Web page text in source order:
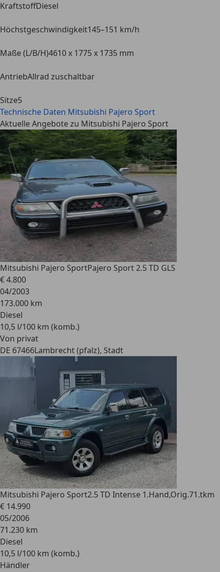
KraftstoffDiesel
Höchstgeschwindigkeit145–151 km/h
Maße (L/B/H)4610 x 1775 x 1735 mm
AntriebAllrad zuschaltbar
Sitze5
Technische Daten Mitsubishi Pajero Sport
Aktuelle Angebote zu Mitsubishi Pajero Sport
Mitsubishi Pajero SportPajero Sport 2.5 TD GLS
€ 4.800
04/2003
173.000 km
Diesel
10,5 l/100 km (komb.)
Von privat
DE 67466Lambrecht (pfalz), Stadt
Mitsubishi Pajero Sport2.5 TD Intense 1.Hand,Orig.71.tkm
€ 14.990
05/2006
71.230 km
Diesel
10,5 l/100 km (komb.)
Händler